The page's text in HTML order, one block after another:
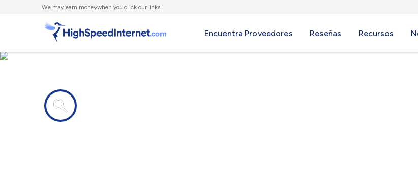
We may earn moneywhen you click our links.
Encuentra Proveedores Reseñas Recursos